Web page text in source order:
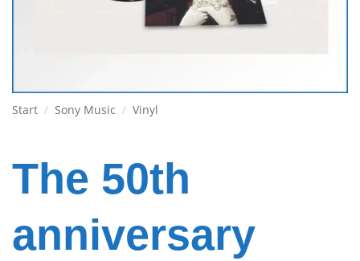
Start / Sony Music / Vinyl
The 50th
anniversary